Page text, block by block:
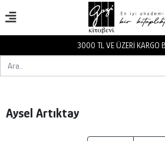
3000 TL VE ÜZERİ KARGO
Aysel Artıktay